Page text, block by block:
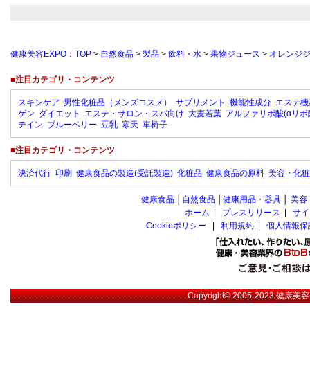
健康美容EXPO：TOP > 自然食品 > 製品 > 飲料・水 > 果物ジュース > オレンジ
■注目カテゴリ・コンテンツ
スキンケア 男性化粧品（メンズコスメ） サプリメント 機能性成分 エステ
ゲン ダイエット エステ・サロン・スパ向け 大麦若葉 アルファリポ酸(αリポ
テイン ブルーベリー 豆乳 寒天 車椅子
■注目カテゴリ・コンテンツ
決済代行 印刷 健康食品の製造(受託製造) 化粧品 健康食品の原料 美容・化
健康食品 自然食品 健康用品・器具 美容
ホーム
プレスリリース
サ
Cookieポリシー
利用規約 個人情報
Copyright© 2005-2023健康美